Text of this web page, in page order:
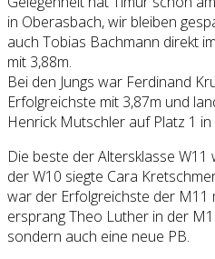
in Oberasbach, wir bleiben
auch Tobias Bachmann direkt
mit 3,88m.
Bei den Jungs war Ferdinand
Erfolgreichste mit 3,87m und
Henrick Mutschler auf Platz 1
Die beste der Altersklasse W11
der W10 siegte Cara
war der Erfolgreichste der M11
ersprang Theo Luther in der
sondern auch eine neue PB.